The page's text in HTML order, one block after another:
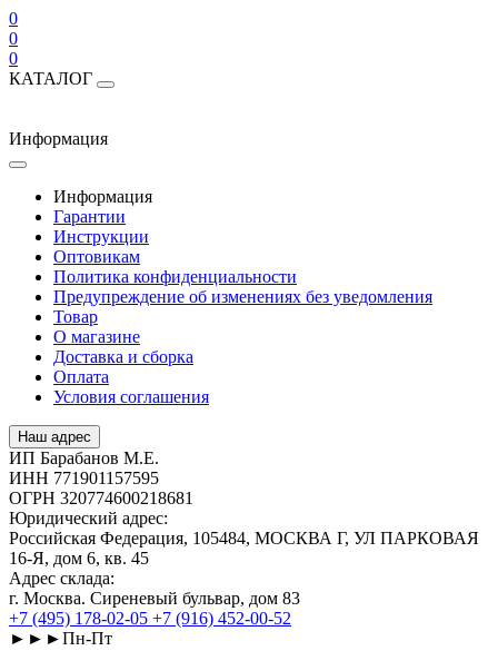
0
0
0
КАТАЛОГ
Информация
Информация
Гарантии
Инструкции
Оптовикам
Политика конфиденциальности
Предупреждение об изменениях без уведомления
Товар
О магазине
Доставка и сборка
Оплата
Условия соглашения
Наш адрес
ИП Барабанов М.Е.
ИНН 771901157595
ОГРН 320774600218681
Юридический адрес:
Российская Федерация, 105484, МОСКВА Г, УЛ ПАРКОВАЯ
16-Я, дом 6, кв. 45
Адрес склада:
г. Москва. Сиреневый бульвар, дом 83
+7 (495) 178-02-05 +7 (916) 452-00-52
►►►Пн-Пт